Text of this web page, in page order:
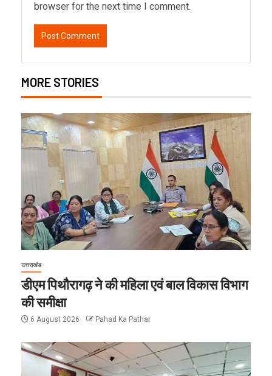
browser for the next time I comment.
MORE STORIES
उत्तराखंड
डीएम पिथौरागढ़ ने की महिला एवं बाल विकास विभाग
की समीक्षा
6 August 2026 Pahad Ka Pathar